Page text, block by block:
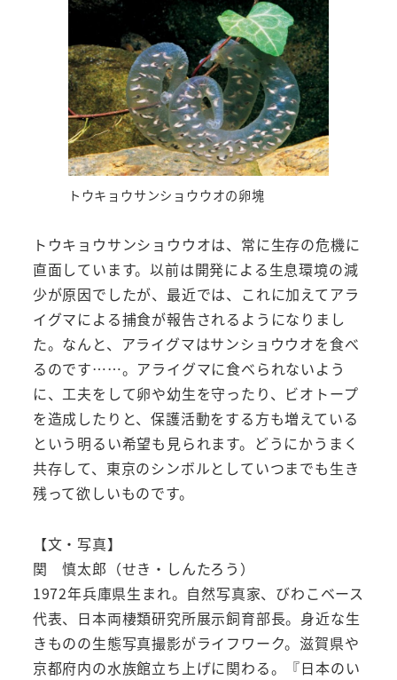
トウキョウサンショウウオの卵塊
トウキョウサンショウウオは、常に生存の危機に
直面しています。以前は開発による生息環境の減
少が原因でしたが、最近では、これに加えてアラ
イグマによる捕食が報告されるようになりまし
た。なんと、アライグマはサンショウウオを食べ
るのです……。アライグマに食べられないよう
に、工夫をして卵や幼生を守ったり、ビオトープ
を造成したりと、保護活動をする方も増えている
という明るい希望も見られます。どうにかうまく
共存して、東京のシンボルとしていつまでも生き
残って欲しいものです。
【文・写真】
関 慎太郎（せき・しんたろう）
1972年兵庫県生まれ。自然写真家、びわこベース
代表、日本両棲類研究所展示飼育部長。身近な生
きものの生態写真撮影がライフワーク。滋賀県や
京都府内の水族館立ち上げに関わる。『日本のい